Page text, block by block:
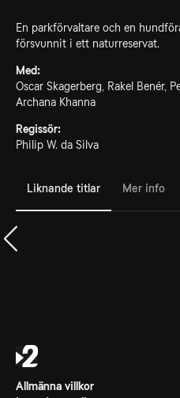
En parkförvaltare och en
försvunnit i ett naturreservat.
Med:
Oscar Skagerberg, Rakel Benér,
Archana Khanna
Regissör:
Philip W. da Silva
Liknande titlar Mer info
Allmänna villkor